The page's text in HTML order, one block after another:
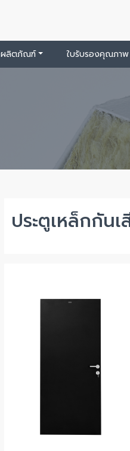
ผลิตภัณฑ์ ใบรับรองคุณภาพ
ประตูเหล็กกัน